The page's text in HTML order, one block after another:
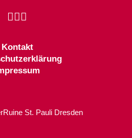
Kontakt
St. Pauli Dresden